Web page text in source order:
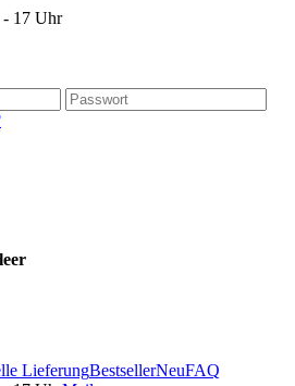
17 Uhr
LieferungBestsellerNeuFAQ